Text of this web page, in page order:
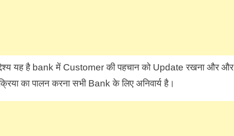
उद्देश्य यह है bank में Customer की पहचान को Update रखना और और
का पालन करना सभी Bank के लिए अनिवार्य है।